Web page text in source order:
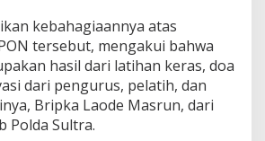
s
t
i
k
a
n
T
kebahagiaannya atas
tersebut, mengakui bahwa
hasil dari latihan keras, doa
dari pengurus, pelatih, dan
Bripka Laode Masrun, dari
Polda Sultra.